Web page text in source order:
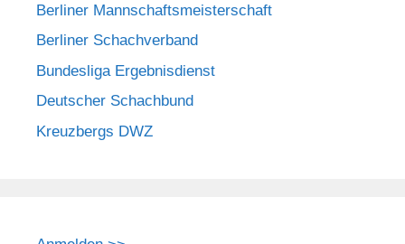
Berliner Mannschaftsmeisterschaft
Berliner Schachverband
Bundesliga Ergebnisdienst
Deutscher Schachbund
Kreuzbergs DWZ